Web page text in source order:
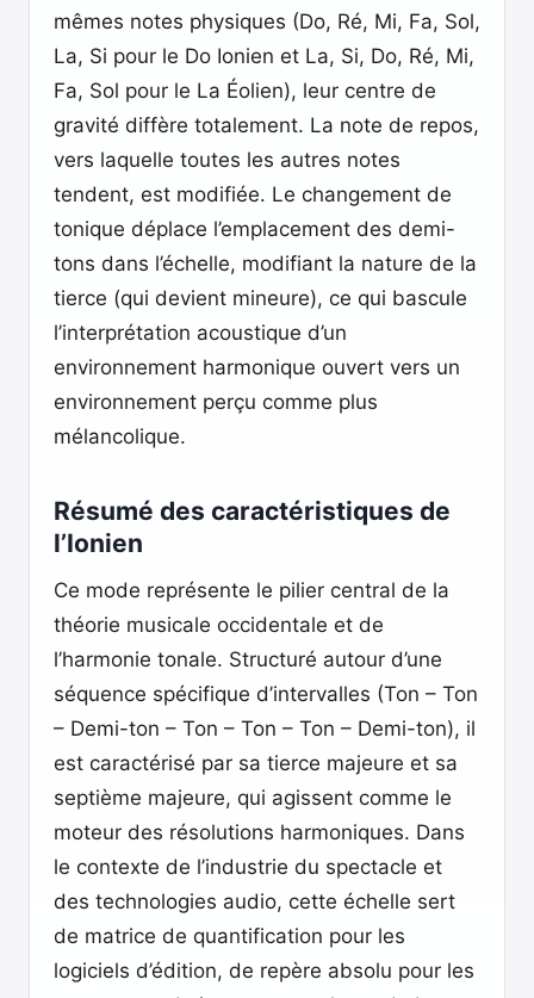
mêmes notes physiques (Do, Ré, Mi, Fa, Sol,
La, Si pour le Do Ionien et La, Si, Do, Ré, Mi,
Fa, Sol pour le La Éolien), leur centre de
gravité diffère totalement. La note de repos,
vers laquelle toutes les autres notes
tendent, est modifiée. Le changement de
tonique déplace l’emplacement des demi-
tons dans l’échelle, modifiant la nature de la
tierce (qui devient mineure), ce qui bascule
l’interprétation acoustique d’un
environnement harmonique ouvert vers un
environnement perçu comme plus
mélancolique.
Résumé des caractéristiques de
l’Ionien
Ce mode représente le pilier central de la
théorie musicale occidentale et de
l’harmonie tonale. Structuré autour d’une
séquence spécifique d’intervalles (Ton – Ton
– Demi-ton – Ton – Ton – Ton – Demi-ton), il
est caractérisé par sa tierce majeure et sa
septième majeure, qui agissent comme le
moteur des résolutions harmoniques. Dans
le contexte de l’industrie du spectacle et
des technologies audio, cette échelle sert
de matrice de quantification pour les
logiciels d’édition, de repère absolu pour les